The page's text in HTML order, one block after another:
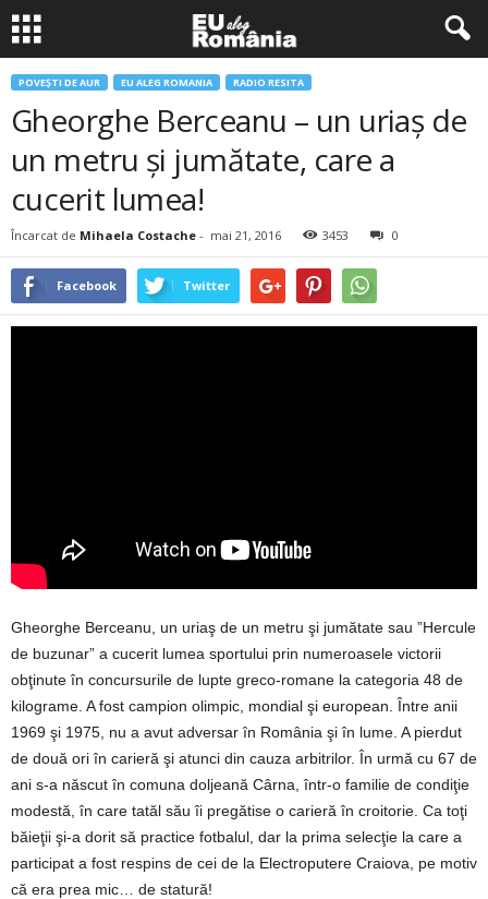
POVEŞTI DE AUR EU ALEG ROMANIA RADIO RESITA
Gheorghe Berceanu – un uriaş de
un metru şi jumătate, care a
cucerit lumea!
Încarcat de Mihaela Costache - mai 21, 2016 3453 0
Facebook Twitter
Gheorghe Berceanu, un uriaş de un metru şi jumătate sau ”Hercule
de buzunar” a cucerit lumea sportului prin numeroasele victorii
obţinute în concursurile de lupte greco-romane la categoria 48 de
kilograme. A fost campion olimpic, mondial şi european. Între anii
1969 şi 1975, nu a avut adversar în România şi în lume. A pierdut
de două ori în carieră şi atunci din cauza arbitrilor. În urmă cu 67 de
ani s-a născut în comuna doljeană Cârna, într-o familie de condiţie
modestă, în care tatăl său îi pregătise o carieră în croitorie. Ca toţi
băieţii şi-a dorit să practice fotbalul, dar la prima selecţie la care a
participat a fost respins de cei de la Electroputere Craiova, pe motiv
că era prea mic… de statură!